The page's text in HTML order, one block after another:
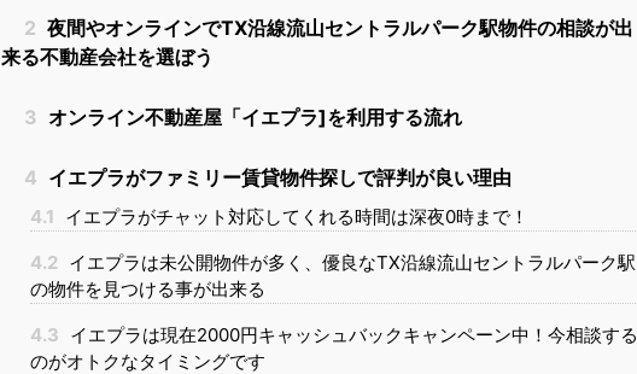
2 夜間やオンラインでTX沿線流山セントラルパーク駅物件の相談が出
来る不動産会社を選ぼう
3 オンライン不動産屋「イエプラ]を利用する流れ
4 イエプラがファミリー賃貸物件探しで評判が良い理由
4.1 イエプラがチャット対応してくれる時間は深夜0時まで！
4.2 イエプラは未公開物件が多く、優良なTX沿線流山セントラルパーク駅
の物件を見つける事が出来る
4.3 イエプラは現在2000円キャッシュバックキャンペーン中！今相談する
のがオトクなタイミングです